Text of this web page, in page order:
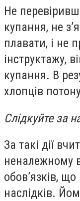
Не
купання, не
плавати, і не
інструктажу,
купання. В
хлопців
Слідкуйте за
За такі дії
неналежному
обов’язків,
наслідків.